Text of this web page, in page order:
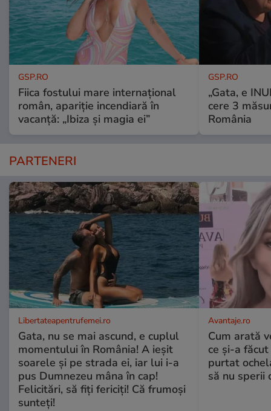
GSP.RO
Fiica fostului mare internațional
român, apariție incendiară în
vacanță: „Ibiza și magia ei”
GSP.RO
„Gata, e
cere 3
România
PARTENERI
Libertateapentrufemei.ro
Gata, nu se mai ascund, e cuplul
momentului în România! A ieșit
soarele și pe strada ei, iar lui i-a
pus Dumnezeu mâna în cap!
Felicitări, să fiți fericiți! Că frumoși
sunteți!
Avantaje.ro
Cum arată
ce și-a
purtat
să nu sperii